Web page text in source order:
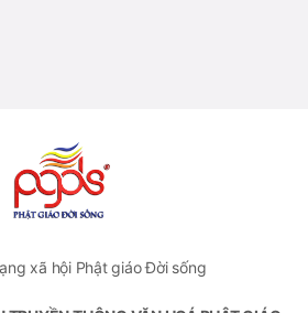
xã hội Phật giáo Đời sống